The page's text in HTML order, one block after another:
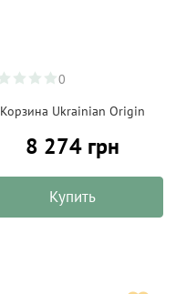
0
Корзина Ukrainian Origin
8 274 грн
Купить